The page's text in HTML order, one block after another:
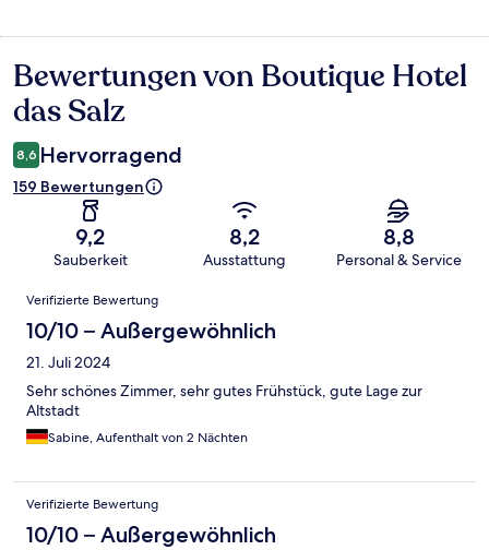
Bewertungen
Bewertungen von Boutique Hotel
das Salz
8,6 Hervorragend
159 Bewertungen
9,2
Sauberkeit
8,2
Ausstattung
8,8
Personal & Service
Bewertungen
Verifizierte Bewertung
10/10 – Außergewöhnlich
21. Juli 2024
Sehr schönes Zimmer, sehr gutes Frühstück, gute Lage zur
Altstadt
Sabine, Aufenthalt von 2 Nächten
Verifizierte Bewertung
10/10 – Außergewöhnlich